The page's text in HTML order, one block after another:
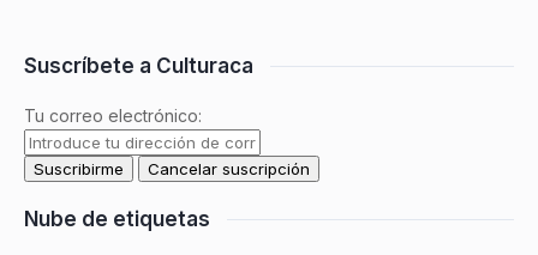
Suscríbete a Culturaca
Tu correo electrónico:
Nube de etiquetas